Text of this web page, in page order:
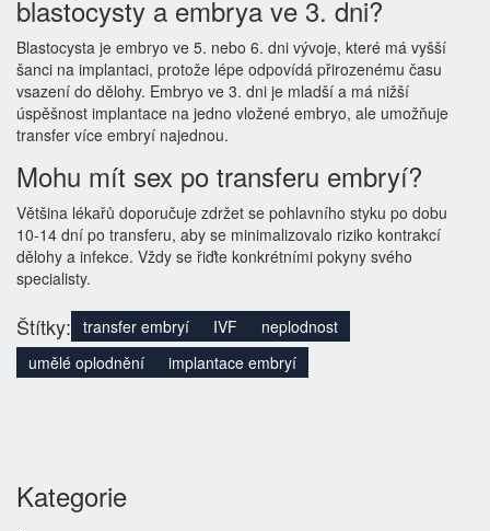
blastocysty a embrya ve 3. dni?
Blastocysta je embryo ve 5. nebo 6. dni vývoje, které má vyšší
šanci na implantaci, protože lépe odpovídá přirozenému času
vsazení do dělohy. Embryo ve 3. dni je mladší a má nižší
úspěšnost implantace na jedno vložené embryo, ale umožňuje
transfer více embryí najednou.
Mohu mít sex po transferu embryí?
Většina lékařů doporučuje zdržet se pohlavního styku po dobu
10-14 dní po transferu, aby se minimalizovalo riziko kontrakcí
dělohy a infekce. Vždy se řiďte konkrétními pokyny svého
specialisty.
Štítky: transfer embryí IVF
neplodnost
umělé oplodnění
implantace embryí
Kategorie